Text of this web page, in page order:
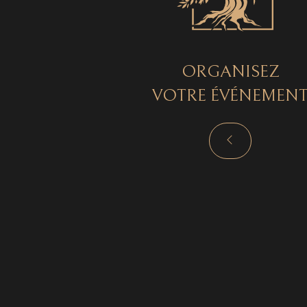
ORGANISEZ
VOTRE